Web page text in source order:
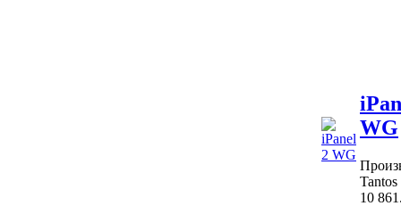
WG
Tantos
10